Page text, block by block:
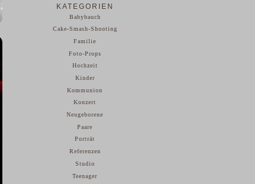
KATEGORIEN
Babybauch
Cake-Smash-Shooting
Familie
Foto-Props
Hochzeit
Kinder
Kommunion
Konzert
Neugeborene
Paare
Porträt
Referenzen
Studio
Teenager